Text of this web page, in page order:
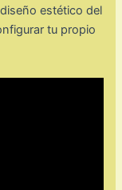
estético del
tu propio